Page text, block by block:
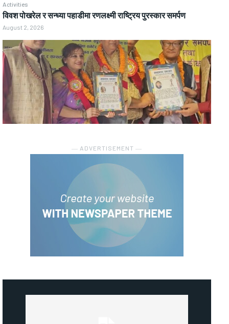
Activities
विवश पोखरेल र सन्ध्या पहाडीमा रणलक्ष्मी राष्ट्रिय पुरस्कार समर्पण
August 2, 2026
― ADVERTISEMENT ―